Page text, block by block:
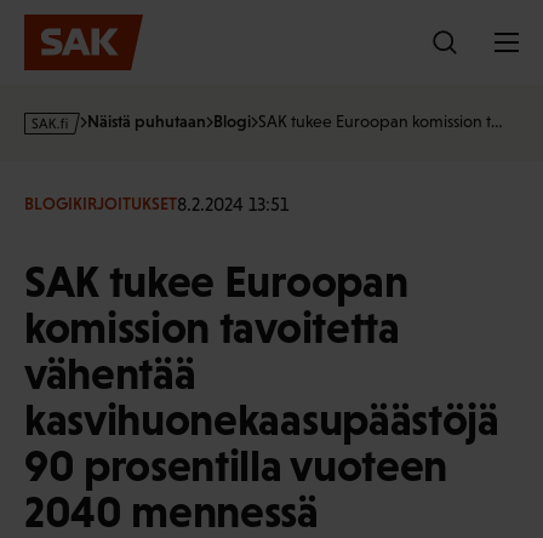
Hyppää
sisältöön
s
·
Näistä puhutaan Blogi SAK tukee Euroopan komission t…
BLOGIKIRJOITUKSET8.2.2024 13:51
SAK tukee Euroopan
komission tavoitetta
vähentää
kasvihuonekaasupäästöjä
90 prosentilla vuoteen
2040 mennessä